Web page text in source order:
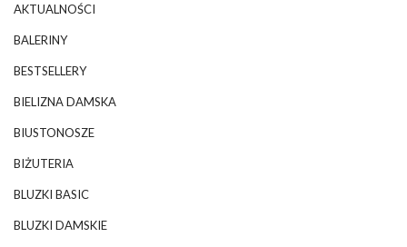
AKTUALNOŚCI
BALERINY
BESTSELLERY
BIELIZNA DAMSKA
BIUSTONOSZE
BIŻUTERIA
BLUZKI BASIC
BLUZKI DAMSKIE